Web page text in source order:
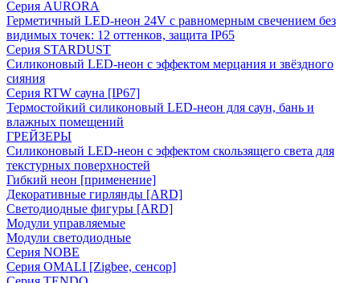
Серия AURORA
Герметичный LED-неон 24V с равномерным свечением без
видимых точек: 12 оттенков, защита IP65
Серия STARDUST
Силиконовый LED-неон с эффектом мерцания и звёздного
сияния
Серия RTW сауна [IP67]
Термостойкий силиконовый LED-неон для саун, бань и
влажных помещений
ГРЕЙЗЕРЫ
Силиконовый LED-неон с эффектом скользящего света для
текстурных поверхностей
Гибкий неон [применение]
Декоративные гирлянды [ARD]
Светодиодные фигуры [ARD]
Модули управляемые
Модули светодиодные
Серия NOBE
Серия OMALI [Zigbee, сенсор]